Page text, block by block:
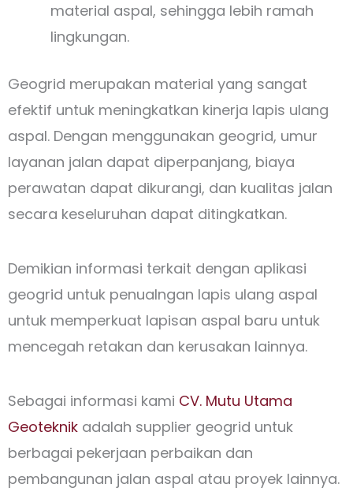
material aspal, sehingga lebih ramah
lingkungan.
Geogrid merupakan material yang sangat
efektif untuk meningkatkan kinerja lapis ulang
aspal. Dengan menggunakan geogrid, umur
layanan jalan dapat diperpanjang, biaya
perawatan dapat dikurangi, dan kualitas jalan
secara keseluruhan dapat ditingkatkan.
Demikian informasi terkait dengan aplikasi
geogrid untuk penualngan lapis ulang aspal
untuk memperkuat lapisan aspal baru untuk
mencegah retakan dan kerusakan lainnya.
Sebagai informasi kami CV. Mutu Utama
Geoteknik adalah supplier geogrid untuk
berbagai pekerjaan perbaikan dan
pembangunan jalan aspal atau proyek lainnya.